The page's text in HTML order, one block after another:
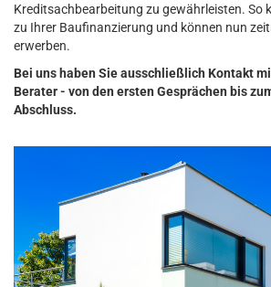
Kreditsachbearbeitung zu gewährleisten. So
zu Ihrer Baufinanzierung und können nun
erwerben.
Bei uns haben Sie ausschließlich Kontakt
Berater - von den ersten Gesprächen bis
Abschluss.